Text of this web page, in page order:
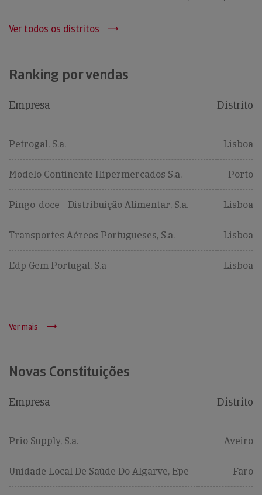
Ver todos os distritos
Ranking por vendas
Empresa Distrito
Petrogal, S.a. Lisboa
Modelo Continente Hipermercados S.a. Porto
Pingo-doce - Distribuição Alimentar, S.a. Lisboa
Transportes Aéreos Portugueses, S.a. Lisboa
Edp Gem Portugal, S.a Lisboa
Ver mais
Novas Constituições
Empresa Distrito
Prio Supply, S.a. Aveiro
Unidade Local De Saúde Do Algarve, Epe Faro